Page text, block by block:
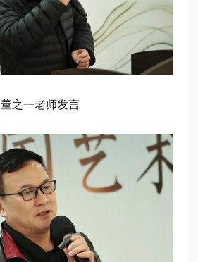
董之一老师发言